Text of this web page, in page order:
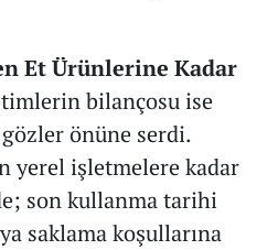
Et Ürünlerine Kadar
bilançosu ise
önüne serdi.
yerel işletmelere kadar
son kullanma tarihi
saklama koşullarına